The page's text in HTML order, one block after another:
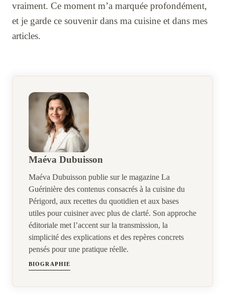
vraiment. Ce moment m’a marquée profondément,
et je garde ce souvenir dans ma cuisine et dans mes
articles.
Maéva Dubuisson
Maéva Dubuisson publie sur le magazine La
Guérinière des contenus consacrés à la cuisine du
Périgord, aux recettes du quotidien et aux bases
utiles pour cuisiner avec plus de clarté. Son approche
éditoriale met l’accent sur la transmission, la
simplicité des explications et des repères concrets
pensés pour une pratique réelle.
BIOGRAPHIE